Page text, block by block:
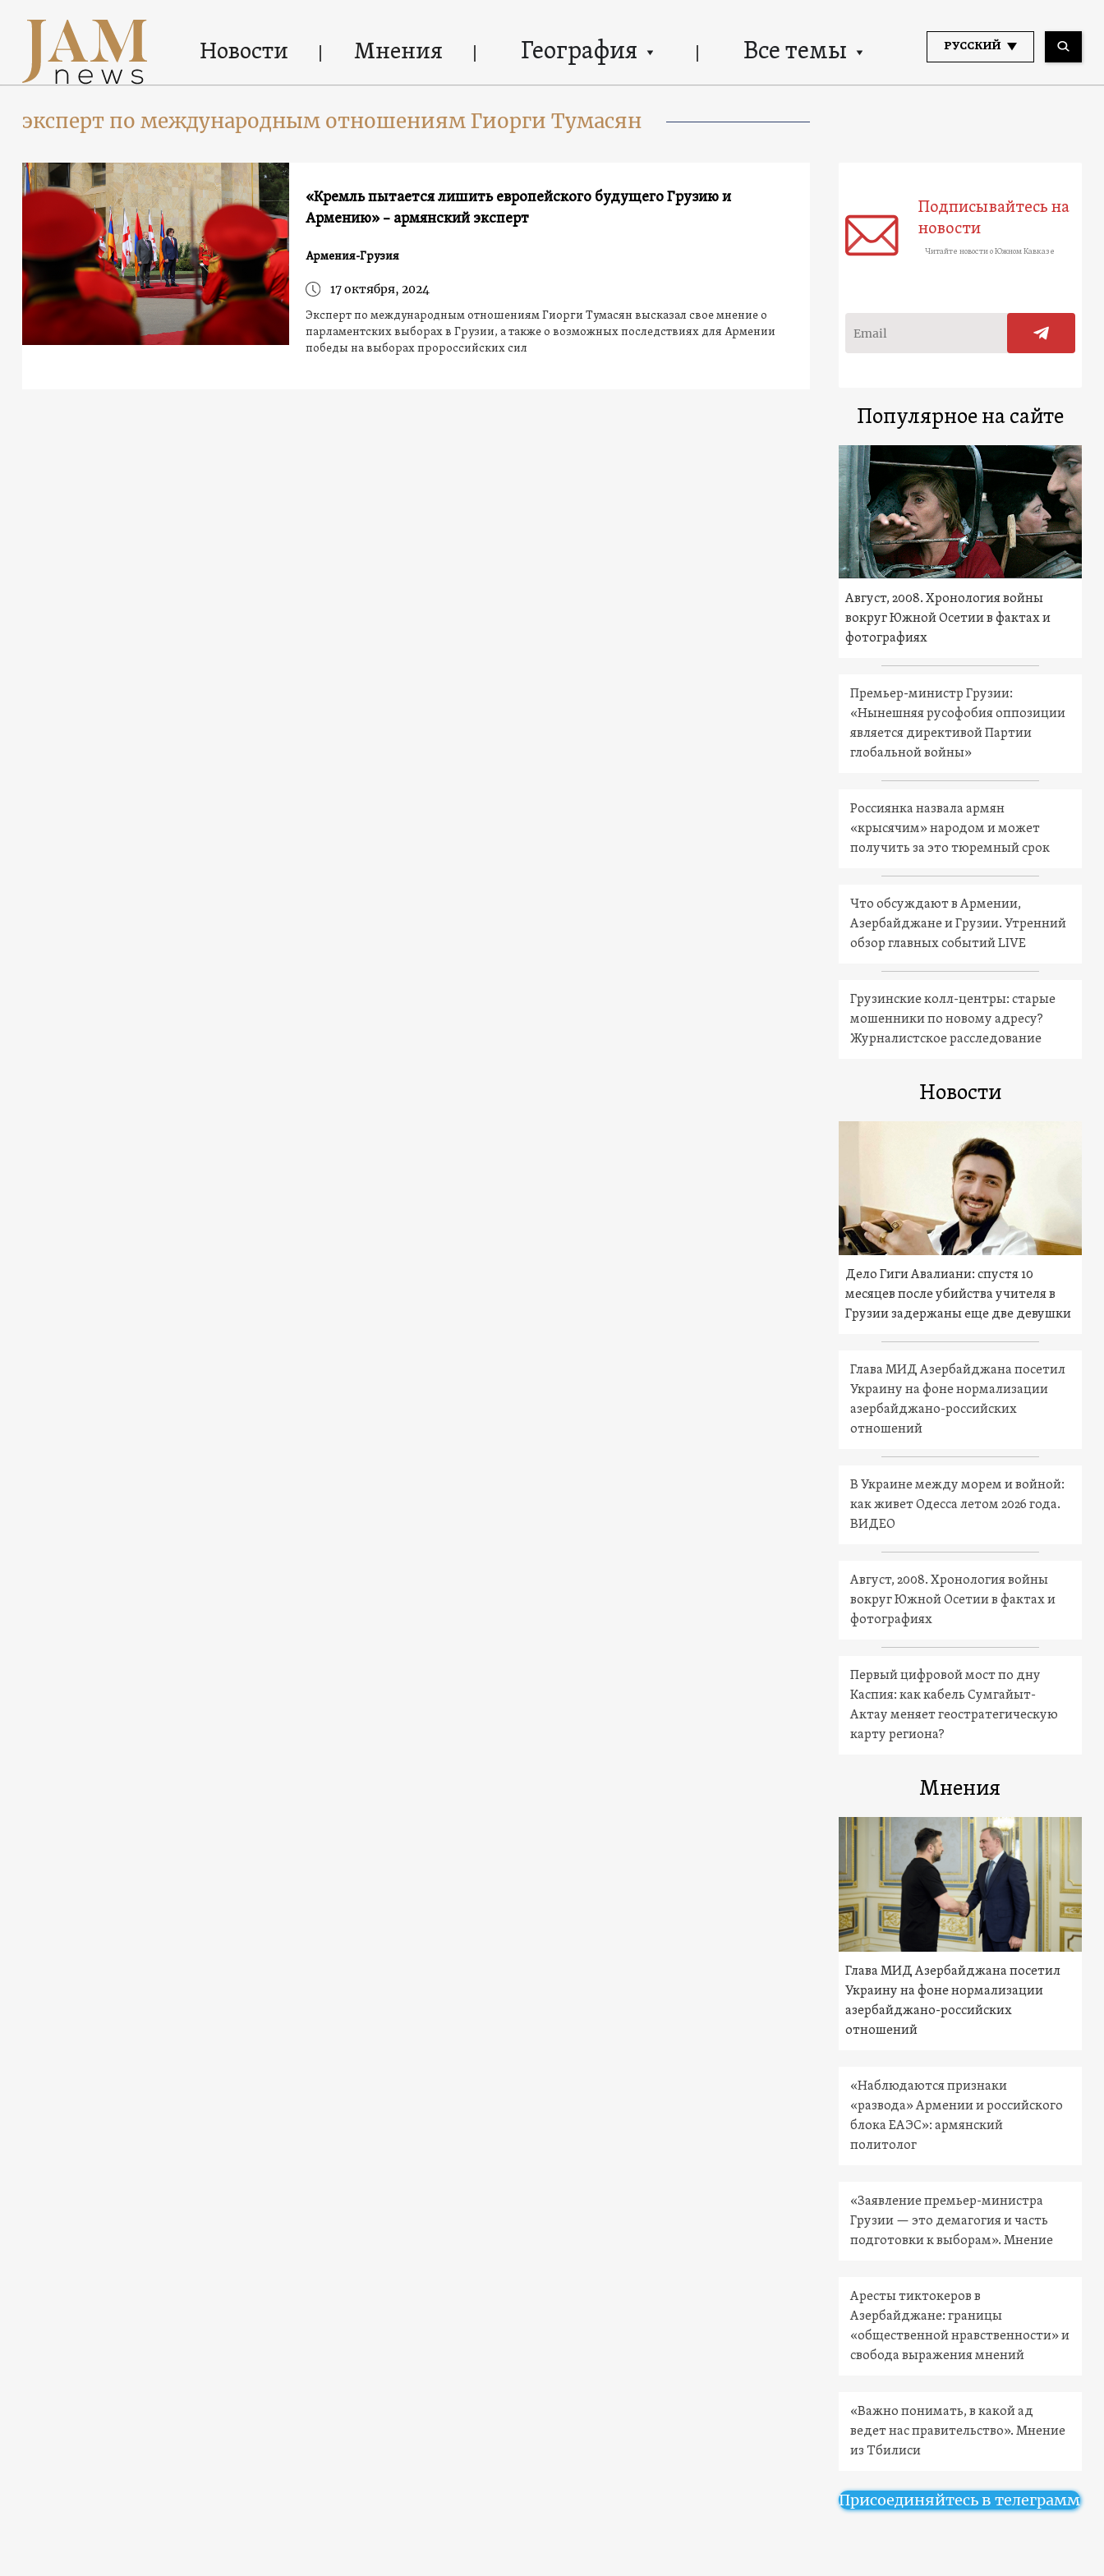
Новости Мнения География Все темы РУССКИЙ
эксперт по международным отношениям Гиорги Тумасян
«Кремль пытается лишить европейского будущего Грузию и
Армению» – армянский эксперт
Армения-Грузия
17 октября, 2024
Эксперт по международным отношениям Гиорги Тумасян высказал свое мнение о
парламентских выборах в Грузии, а также о возможных последствиях для Армении
победы на выборах пророссийских сил
Подписывайтесь на
новости
Читайте новости о Южном Кавказе
Популярное на сайте
Август, 2008. Хронология войны
вокруг Южной Осетии в фактах и
фотографиях
Премьер-министр Грузии:
«Нынешняя русофобия оппозиции
является директивой Партии
глобальной войны»
Россиянка назвала армян
«крысячим» народом и может
получить за это тюремный срок
Что обсуждают в Армении,
Азербайджане и Грузии. Утренний
обзор главных событий LIVE
Грузинские колл-центры: старые
мошенники по новому адресу?
Журналистское расследование
Новости
Дело Гиги Авалиани: спустя 10
месяцев после убийства учителя в
Грузии задержаны еще две девушки
Глава МИД Азербайджана посетил
Украину на фоне нормализации
азербайджано-российских
отношений
В Украине между морем и войной:
как живет Одесса летом 2026 года.
ВИДЕО
Август, 2008. Хронология войны
вокруг Южной Осетии в фактах и
фотографиях
Первый цифровой мост по дну
Каспия: как кабель Сумгайыт-
Актау меняет геостратегическую
карту региона?
Мнения
Глава МИД Азербайджана посетил
Украину на фоне нормализации
азербайджано-российских
отношений
«Наблюдаются признаки
«развода» Армении и российского
блока ЕАЭС»: армянский
политолог
«Заявление премьер-министра
Грузии — это демагогия и часть
подготовки к выборам». Мнение
Аресты тиктокеров в
Азербайджане: границы
«общественной нравственности» и
свобода выражения мнений
«Важно понимать, в какой ад
ведет нас правительство». Мнение
из Тбилиси
Присоединяйтесь в телеграмм